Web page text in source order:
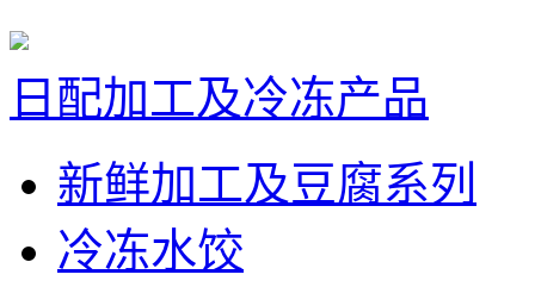
日配加工及冷冻产品
新鲜加工及豆腐系列
冷冻水饺